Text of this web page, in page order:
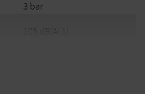
3 bar
105 dB(A) 1)